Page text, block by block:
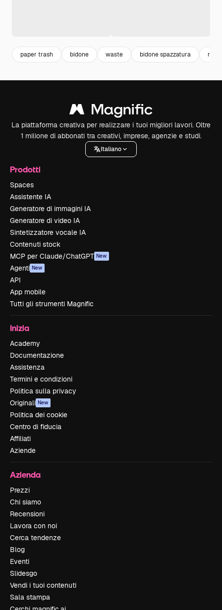
paper trash bidone waste bidone spazzatura
La piattaforma creativa per realizzare i tuoi migliori lavori. Oltre
1 milione di abbonati tra creativi, imprese, agenzie e studi.
Italiano
Prodotti
Spaces
Assistente IA
Generatore di immagini IA
Generatore di video IA
Sintetizzatore vocale IA
Contenuti stock
MCP per Claude/ChatGPT New
Agenti New
API
App mobile
Tutti gli strumenti Magnific
Inizia
Academy
Documentazione
Assistenza
Termini e condizioni
Politica sulla privacy
Originali New
Politica dei cookie
Centro di fiducia
Affiliati
Aziende
Azienda
Prezzi
Chi siamo
Recensioni
Lavora con noi
Cerca tendenze
Blog
Eventi
Slidesgo
Vendi i tuoi contenuti
Sala stampa